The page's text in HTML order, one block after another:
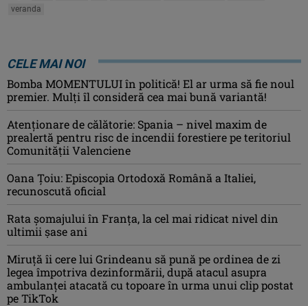
veranda
CELE MAI NOI
Bomba MOMENTULUI în politică! El ar urma să fie noul
premier. Mulți îl consideră cea mai bună variantă!
Atenţionare de călătorie: Spania – nivel maxim de
prealertă pentru risc de incendii forestiere pe teritoriul
Comunităţii Valenciene
Oana Ţoiu: Episcopia Ortodoxă Română a Italiei,
recunoscută oficial
Rata şomajului în Franța, la cel mai ridicat nivel din
ultimii şase ani
Miruţă îi cere lui Grindeanu să pună pe ordinea de zi
legea împotriva dezinformării, după atacul asupra
ambulanței atacată cu topoare în urma unui clip postat
pe TikTok